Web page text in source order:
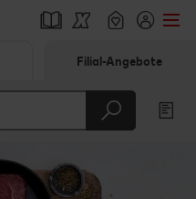
Filial-Angebote